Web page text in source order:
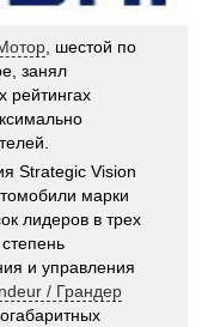
, шестой по
занял
рейтингах
Strategic Vision
марки
лидеров в трех
и управления
/ Грандер